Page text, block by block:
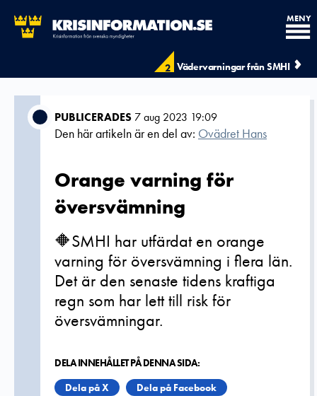
2 Vädervarningar från SMHI
MENY
PUBLICERADES 7 aug 2023 19:09
Den här artikeln är en del av: Ovädret Hans
Orange varning för
översvämning
🔶SMHI har utfärdat en orange
varning för översvämning i flera län.
Det är den senaste tidens kraftiga
regn som har lett till risk för
översvämningar.
DELA INNEHÅLLET PÅ DENNA SIDA:
Dela på X
Dela på Facebook